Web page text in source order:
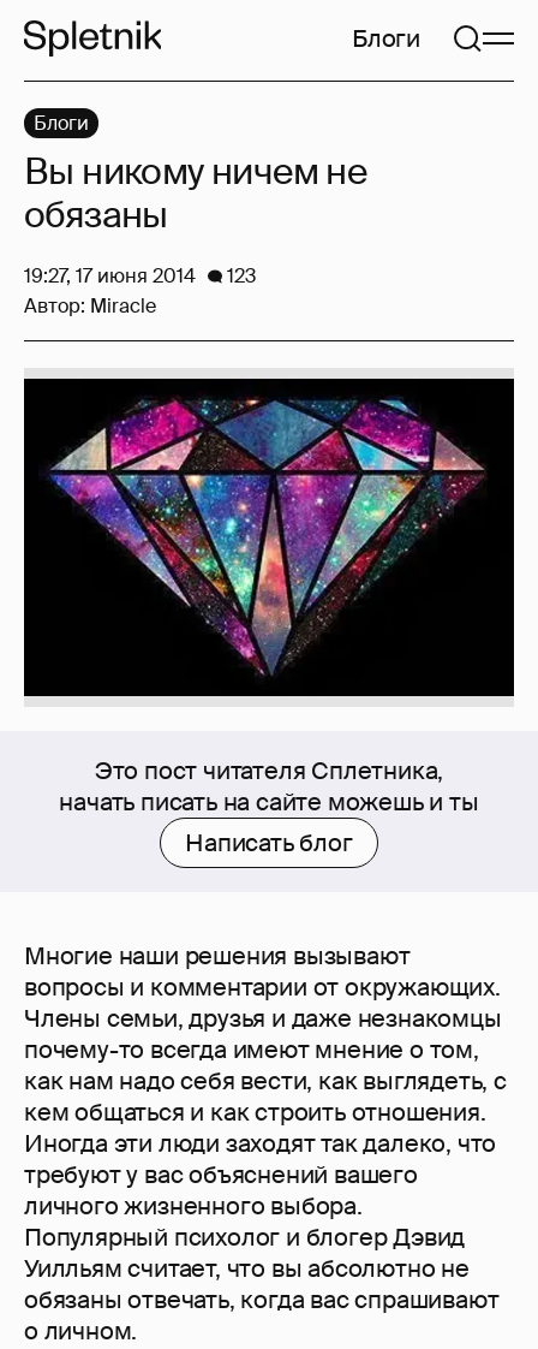
Блоги
Это пост читателя Сплетника,
начать писать на сайте можешь и ты
Написать блог
Многие наши решения вызывают
вопросы и комментарии от окружающих.
Члены семьи, друзья и даже незнакомцы
почему-то всегда имеют мнение о том,
как нам надо себя вести, как выглядеть, с
кем общаться и как строить отношения.
Иногда эти люди заходят так далеко, что
требуют у вас объяснений вашего
личного жизненного выбора.
Популярный психолог и блогер Дэвид
Уилльям считает, что вы абсолютно не
обязаны отвечать, когда вас спрашивают
о личном.
Блоги
Вы никому ничем не
обязаны
19:27, 17 июня 2014
123
Автор: Miracle